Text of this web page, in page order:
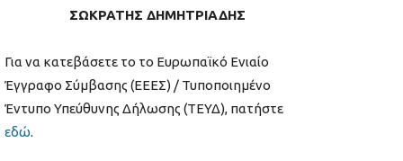
ΣΩΚΡΑΤΗΣ ΔΗΜΗΤΡΙΑΔΗΣ
Για να κατεβάσετε το το Ευρωπαϊκό Ενιαίο
Έγγραφο Σύμβασης (ΕΕΕΣ) / Τυποποιημένο
Έντυπο Υπεύθυνης Δήλωσης (ΤΕΥΔ), πατήστε
εδώ.